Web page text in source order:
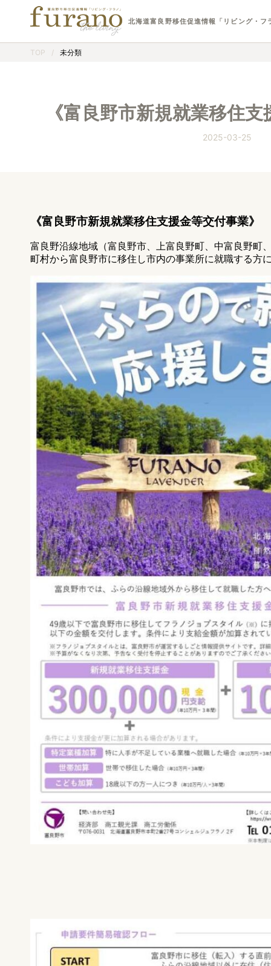
北海道富良野移住促進情報「リビング・フ
TOP / 未分類
《富良野市新規就業移住
2025-03-25
《富良野市新規就業移住支援金等交付事業》
富良野沿線地域（富良野市、上富良野町、中富良野町
町村から富良野市に移住し市内の事業所に就職する方